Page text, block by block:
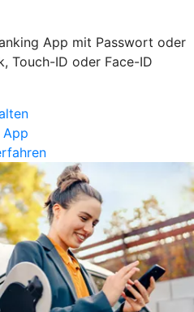
App mit Passwort oder
Touch-ID oder Face-ID
App